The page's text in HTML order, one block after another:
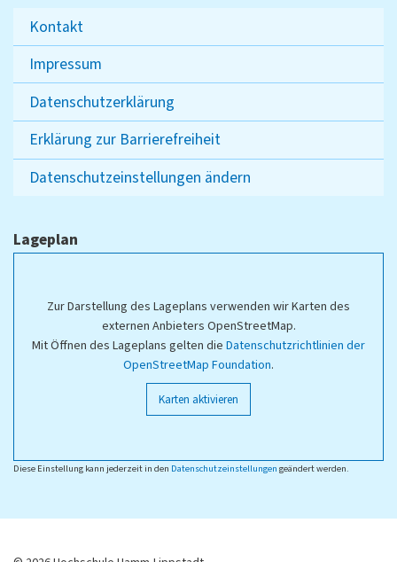
Kontakt
Impressum
Datenschutzerklärung
Erklärung zur Barrierefreiheit
Datenschutzeinstellungen ändern
Lageplan
Zur Darstellung des Lageplans verwenden wir Karten des
externen Anbieters OpenStreetMap.
Mit Öffnen des Lageplans gelten die Datenschutzrichtlinien der
OpenStreetMap Foundation.
Karten aktivieren
Diese Einstellung kann jederzeit in den Datenschutzeinstellungen geändert werden.